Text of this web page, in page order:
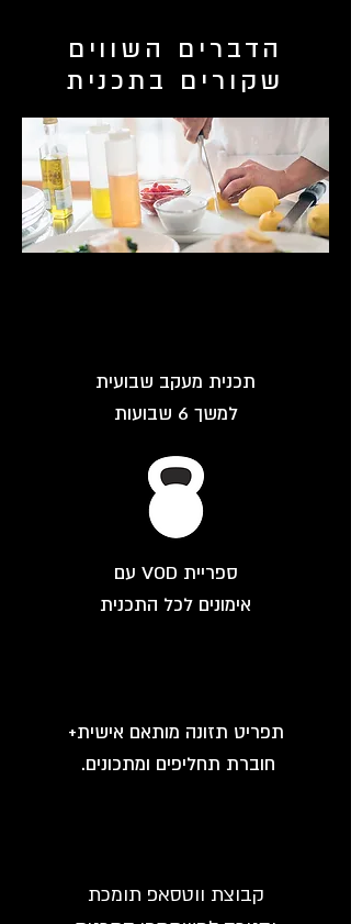
הדברים השווים
שקורים בתכנית
תכנית מעקב שבועית
למשך 6 שבועות
ספריית VOD עם
אימונים לכל התכנית
תפריט תזונה מותאם אישית+
חוברת תחליפים ומתכונים.
קבוצת ווטסאפ תומכת